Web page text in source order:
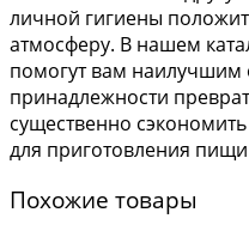
личной гигиены
атмосферу. В нашем
помогут вам наилучшим
принадлежности
существенно
для приготовления
Похожие товары